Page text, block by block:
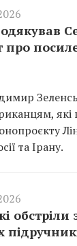
про
які
та Ірану.